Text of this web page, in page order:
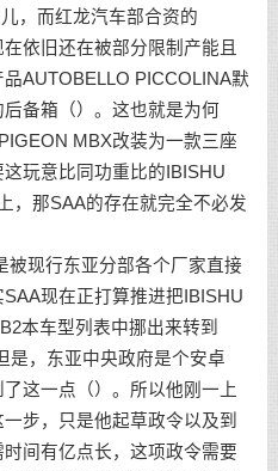
，而红龙汽车部合资的
依旧还在被部分限制产能且
AUTOBELLO PICCOLINA默
备箱（）。这也就是为何
MBX改装为一款三座
玩意比同功重比的IBISHU
，那SAA的存在就完全不必发
被现行东亚分部各个厂家直接
现在正打算推进把IBISHU
本车型列表中挪出来转到
是，东亚中央政府是个安卓
这一点（）。所以他刚一上
步，只是他起草政令以及到
间有亿点长，这项政令需要